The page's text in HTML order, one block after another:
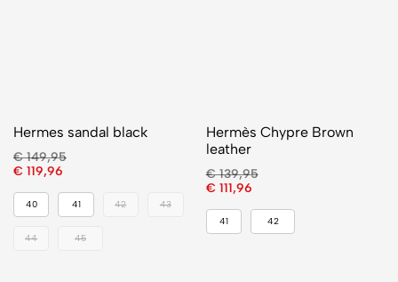
Hermes sandal black
€149,95
€ 119,96
40 41 42 43
44 45
Hermès Chypre Brown
leather
€139,95
€ 111,96
41 42